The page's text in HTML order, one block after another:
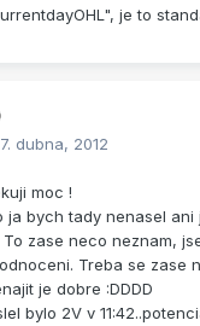
je to
dubna, 2012
moc !
ja bych tady nenasel
zase neco neznam,
Treba se zase
je dobre :DDDD
bylo 2V v